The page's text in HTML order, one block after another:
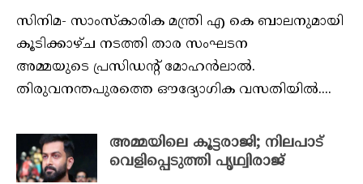
സിനിമ- സാംസ്കാരിക മന്ത്രി എ കെ ബാലനുമായി
കൂടിക്കാഴ്ച നടത്തി താര സംഘടന
അമ്മയുടെ പ്രസിഡന്റ് മോഹൻലാൽ.
തിരുവനന്തപുരത്തെ ഔദ്യോഗിക വസതിയിൽ....
അമ്മയിലെ കൂട്ടരാജി; നിലപാട്
വെളിപ്പെടുത്തി പൃഥ്വിരാജ്